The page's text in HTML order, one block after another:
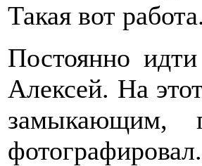
Такая вот работа.
Постоянно
Алексей. На
замыкающим,